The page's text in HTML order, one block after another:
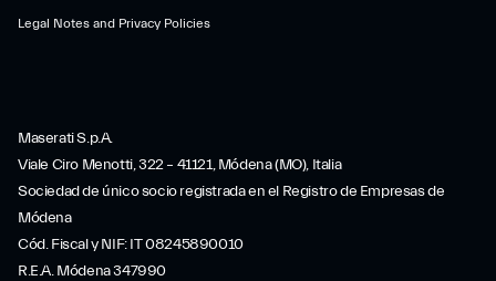
Legal Notes and Privacy Policies
Maserati S.p.A.
Viale Ciro Menotti, 322 – 41121, Módena (MO), Italia
Sociedad de único socio registrada en el Registro de Empresas de
Módena
Cód. Fiscal y NIF: IT 08245890010
R.E.A. Módena 347990